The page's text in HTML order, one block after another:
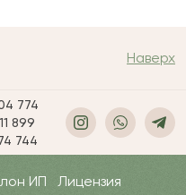
Наверх
774
899
744
ИП
Лицензия